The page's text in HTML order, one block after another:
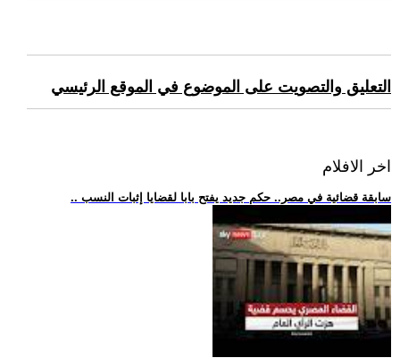
التعليق والتصويت على الموضوع في الموقع الرئيسي
اخر الافلام
.. سابقة قضائية في مصر.. حكم جديد يفتح بابا لقضايا إثبات النسب